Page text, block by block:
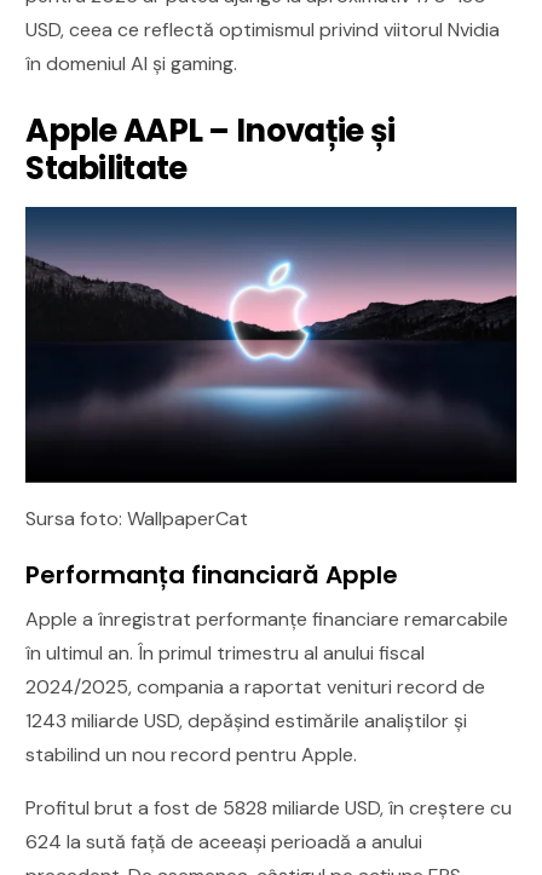
USD, ceea ce reflectă optimismul privind viitorul Nvidia
în domeniul AI și gaming.
Apple AAPL – Inovație și
Stabilitate
Sursa foto: WallpaperCat
Performanța financiară Apple
Apple a înregistrat performanțe financiare remarcabile
în ultimul an. În primul trimestru al anului fiscal
2024/2025, compania a raportat venituri record de
1243 miliarde USD, depășind estimările analiștilor și
stabilind un nou record pentru Apple.
Profitul brut a fost de 5828 miliarde USD, în creștere cu
624 la sută față de aceeași perioadă a anului